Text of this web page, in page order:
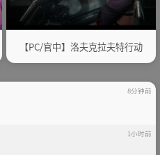
【PC/官中】洛夫克拉夫特行动
8分钟前
1小时前